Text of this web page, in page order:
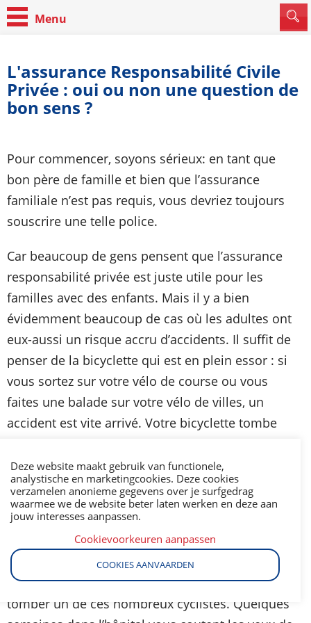
L'assurance Responsabilité Civile
Privée : oui ou non une question de
bon sens ?
Pour commencer, soyons sérieux: en tant que
bon père de famille et bien que l’assurance
familiale n’est pas requis, vous devriez toujours
souscrire une telle police.
Car beaucoup de gens pensent que l’assurance
responsabilité privée est juste utile pour les
familles avec des enfants. Mais il y a bien
évidemment beaucoup de cas où les adultes ont
eux-aussi un risque accru d’accidents. Il suffit de
penser de la bicyclette qui est en plein essor : si
vous sortez sur votre vélo de course ou vous
faites une balade sur votre vélo de villes, un
accident est vite arrivé. Votre bicyclette tombe
piéton. Sans une bonne police Responsabilité
Civile Vie Privée, un tel accident banal peut vous
coûter cher.
Ou au contraire: peut-être que vous avez un
animal de compagnie ? Suppossons que votre
chien ou votre chat cours sur la route et fait
tomber un de ces nombreux cyclistes. Quelques
Deze website maakt gebruik van functionele,
analystische en marketingcookies. Deze cookies
verzamelen anonieme gegevens over je surfgedrag
waarmee we de website beter laten werken en deze aan
jouw interesses aanpassen.
Cookievoorkeuren aanpassen
COOKIES AANVAARDEN